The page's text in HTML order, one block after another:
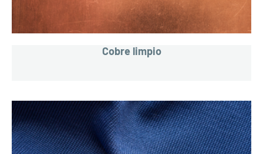
Cobre limpio